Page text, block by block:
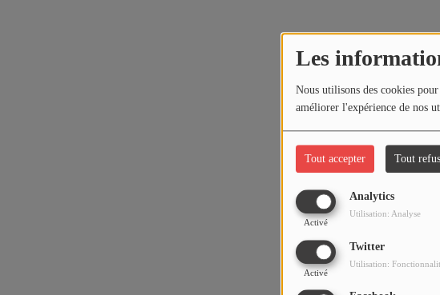
Les
Nous utilisons des cookies
améliorer l'expérience de nos
Tout accepter Tout
Analytics
Activé
Utilisation: Analyse
Twitter
Activé
Utilisation: